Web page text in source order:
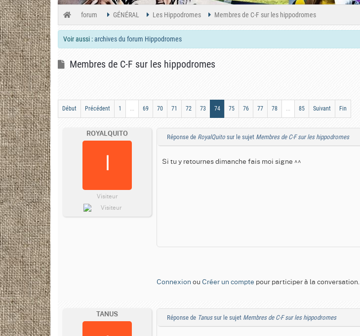
forum GÉNÉRAL Les Hippodromes Membres de C-F sur les hippodromes
Voir aussi :archives du forum Hippodromes
Membres de C-F sur les hippodromes
Début Précédent 1 ... 69 70 71 72 73 74 75 76 77 78 ... 85 Suivant Fin
ROYALQUITO
Visiteur
Réponse de RoyalQuito sur le sujet Membres de C-F sur les hippodromes
Si tu y retournes dimanche fais moi signe ^^
Connexion ou Créer un compte pour participer à la conversation.
TANUS Réponse de Tanussur le sujet Membres de C-F sur les hippodromes